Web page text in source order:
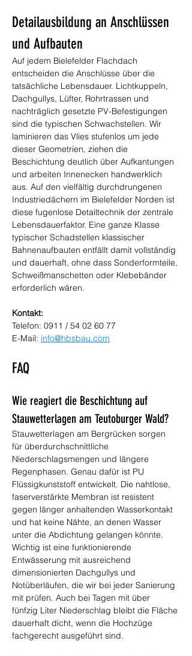
Detailausbildung an Anschlüssen
und Aufbauten
Auf jedem Bielefelder Flachdach
entscheiden die Anschlüsse über die
tatsächliche Lebensdauer. Lichtkuppeln,
Dachgullys, Lüfter, Rohrtrassen und
nachträglich gesetzte PV-Befestigungen
sind die typischen Schwachstellen. Wir
laminieren das Vlies stufenlos um jede
dieser Geometrien, ziehen die
Beschichtung deutlich über Aufkantungen
und arbeiten Innenecken handwerklich
aus. Auf den vielfältig durchdrungenen
Industriedächern im Bielefelder Norden ist
diese fugenlose Detailtechnik der zentrale
Lebensdauerfaktor. Eine ganze Klasse
typischer Schadstellen klassischer
Bahnenaufbauten entfällt damit vollständig
und dauerhaft, ohne dass Sonderformteile,
Schweißmanschetten oder Klebebänder
erforderlich wären.
Kontakt:
Telefon: 0911 / 54 02 60 77
E-Mail: info@hbsbau.com
FAQ
Wie reagiert die Beschichtung auf
Stauwetterlagen am Teutoburger Wald?
Stauwetterlagen am Bergrücken sorgen
für überdurchschnittliche
Niederschlagsmengen und längere
Regenphasen. Genau dafür ist PU
Flüssigkunststoff entwickelt. Die nahtlose,
faserverstärkte Membran ist resistent
gegen länger anhaltenden Wasserkontakt
und hat keine Nähte, an denen Wasser
unter die Abdichtung gelangen könnte.
Wichtig ist eine funktionierende
Entwässerung mit ausreichend
dimensionierten Dachgullys und
Notüberläufen, die wir bei jeder Sanierung
mit prüfen. Auch bei Tagen mit über
fünfzig Liter Niederschlag bleibt die Fläche
dauerhaft dicht, wenn die Hochzüge
fachgerecht ausgeführt sind.